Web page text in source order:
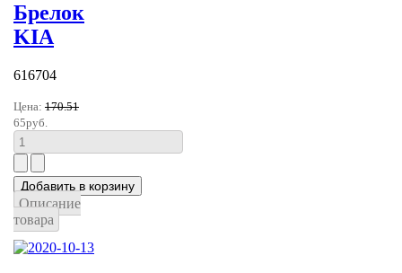
Брелок
KIA
616704
Цена: 170.51
65руб.
Описание
товара